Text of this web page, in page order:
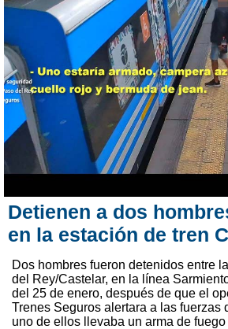
Detienen a dos
en la estación de tren
Dos hombres fueron detenidos entre
del Rey/Castelar, en la línea
del 25 de enero, después de que el
Trenes Seguros alertara a las fuerzas
uno de ellos llevaba un arma de